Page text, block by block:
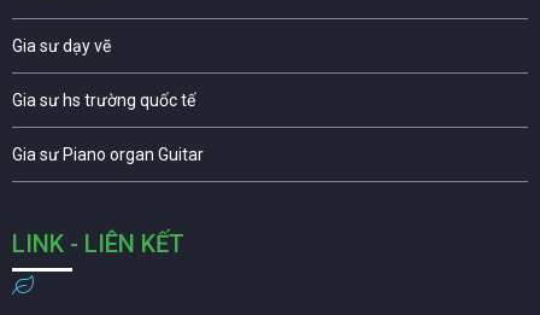
Gia sư dạy vẽ
Gia sư hs trường quốc tế
Gia sư Piano organ Guitar
LINK - LIÊN KẾT